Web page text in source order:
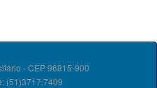
- CEP 96815-900
(51)3717.7409